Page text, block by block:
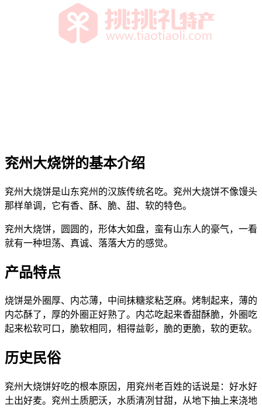
兖州大烧饼的基本介绍
兖州大烧饼是山东兖州的汉族传统名吃。兖州大烧饼不像馒头
那样单调，它有香、酥、脆、甜、软的特色。
兖州大烧饼，圆圆的，形体大如盘，蛮有山东人的豪气，一看
就有一种坦荡、真诚、落落大方的感觉。
产品特点
烧饼是外圈厚、内芯薄，中间抹糖浆粘芝麻。烤制起来，薄的
内芯酥了，厚的外圈正好熟了。内芯吃起来香甜酥脆，外圈吃
起来松软可口，脆软相同，相得益彰，脆的更脆，软的更软。
历史民俗
兖州大烧饼好吃的根本原因，用兖州老百姓的话说是：好水好
土出好麦。兖州土质肥沃，水质清冽甘甜，从地下抽上来浇地